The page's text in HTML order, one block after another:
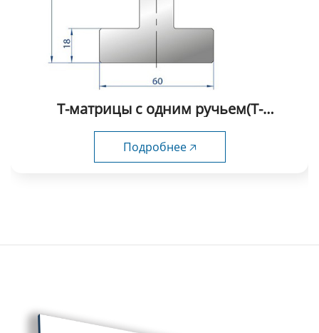
Т-матрицы с одним ручьем(Т-
Подробнее 🡥